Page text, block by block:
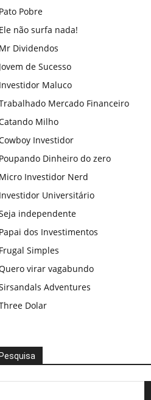
Pobre
não surfa nada!
Dividendos
de Sucesso
Maluco
Mercado Financeiro
Milho
Investidor
Dinheiro do zero
Investidor Nerd
Universitário
independente
dos Investimentos
Simples
virar vagabundo
Adventures
Dolar